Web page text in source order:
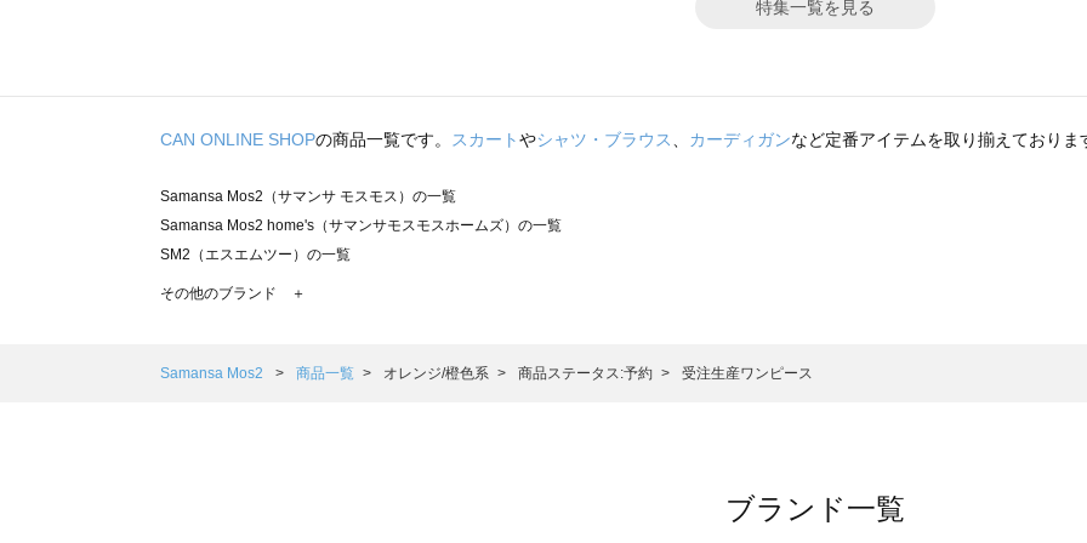
特集一覧を見る
CAN ONLINE SHOPの商品一覧です。 スカートやシャツ・ブラウス、 カーディガンなど定番アイテムを取り揃えておりま
Samansa Mos2（サマンサ モスモス）の一覧
Samansa Mos2 home's（サマンサモスモスホームズ）の一覧
SM2（エスエムツー）の一覧
TSUHARU by Samansa Mos2（ツハルバイサマンサモスモス）の一覧
Samansa Mos2 Lagom（サマンサモスモス ラーゴム）の一覧
その他のブランド ＋
Samansa Mos2 商品一覧 オレンジ/橙色系 商品ステータス:予約 受注生産ワンピース
ブランド一覧